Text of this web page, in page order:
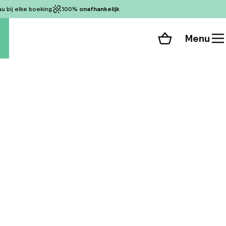
bij elke boeking 100% onafhankelijk
Winkelmand
Menu